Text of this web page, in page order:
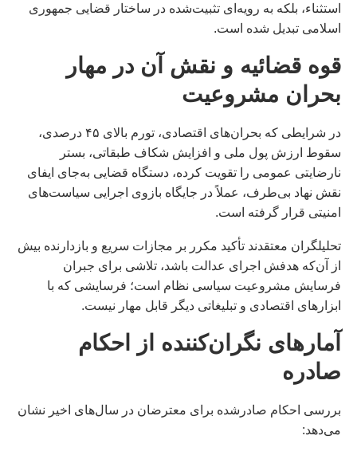
استثناء، بلکه به رویه‌ای تثبیت‌شده در ساختار قضایی جمهوری
اسلامی تبدیل شده است.
قوه قضائیه و نقش آن در مهار
بحران مشروعیت
در شرایطی که بحران‌های اقتصادی، تورم بالای ۴۵ درصدی،
سقوط ارزش پول ملی و افزایش شکاف طبقاتی، بستر
نارضایتی عمومی را تقویت کرده، دستگاه قضایی به‌جای ایفای
نقش نهاد بی‌طرف، عملاً در جایگاه بازوی اجرایی سیاست‌های
امنیتی قرار گرفته است.
تحلیلگران معتقدند تأکید مکرر بر مجازات سریع و بازدارنده بیش
از آن‌که هدفش اجرای عدالت باشد، تلاشی برای جبران
فرسایش مشروعیت سیاسی نظام است؛ فرسایشی که با
ابزارهای اقتصادی و تبلیغاتی دیگر قابل مهار نیست.
آمارهای نگران‌کننده از احکام
صادره
بررسی احکام صادرشده برای معترضان در سال‌های اخیر نشان
می‌دهد: